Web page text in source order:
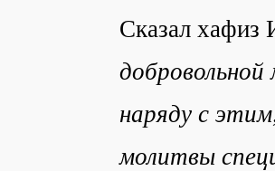
Сказал
наряду с
молитвы